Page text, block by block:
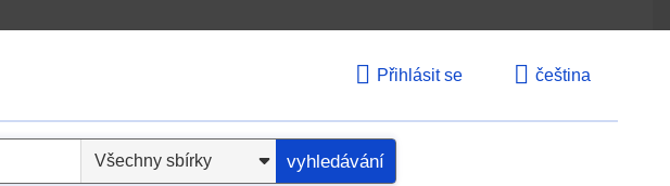
Přihlásit se čeština
vyhledávání